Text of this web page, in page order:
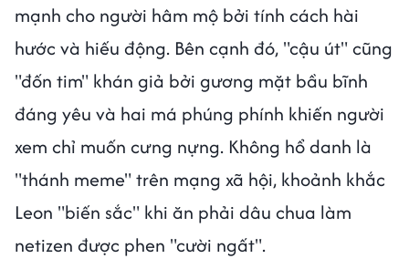
mạnh cho người hâm mộ bởi tính cách hài
hước và hiếu động. Bên cạnh đó, "cậu út" cũng
"đốn tim" khán giả bởi gương mặt bầu bĩnh
đáng yêu và hai má phúng phính khiến người
xem chỉ muốn cưng nựng. Không hổ danh là
"thánh meme" trên mạng xã hội, khoảnh khắc
Leon "biến sắc" khi ăn phải dâu chua làm
netizen được phen "cười ngất".